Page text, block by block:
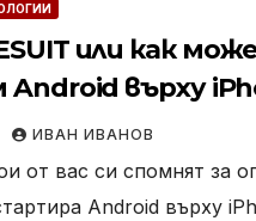
или как
Android върху
ИВАН ИВАНОВ
от вас си спомнят за
Android върху